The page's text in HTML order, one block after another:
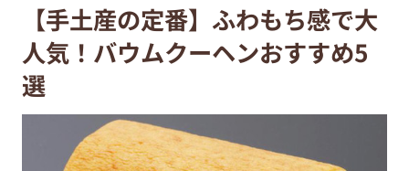
【手土産の定番】ふわもち感で大
人気！バウムクーヘンおすすめ5
選